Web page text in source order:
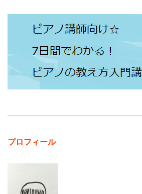
プロフィール